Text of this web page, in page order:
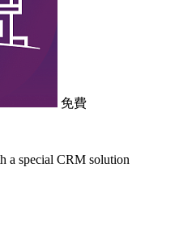
免費
a special CRM solution